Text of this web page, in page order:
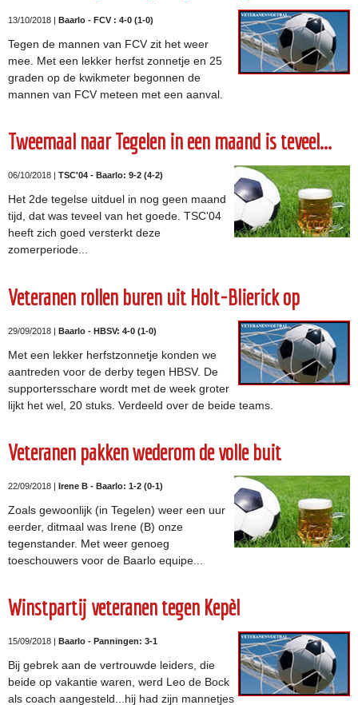
13/10/2018 | Baarlo - FCV : 4-0 (1-0)
Tegen de mannen van FCV zit het weer
mee. Met een lekker herfst zonnetje en 25
graden op de kwikmeter begonnen de
mannen van FCV meteen met een aanval.
Tweemaal naar Tegelen in een maand is teveel...
06/10/2018 | TSC'04 - Baarlo: 9-2 (4-2)
Het 2de tegelse uitduel in nog geen maand
tijd, dat was teveel van het goede. TSC'04
heeft zich goed versterkt deze
zomerperiode...
Veteranen rollen buren uit Holt-Blierick op
29/09/2018 | Baarlo - HBSV: 4-0 (1-0)
Met een lekker herfstzonnetje konden we
aantreden voor de derby tegen HBSV. De
supportersschare wordt met de week groter
lijkt het wel, 20 stuks. Verdeeld over de beide teams.
Veteranen pakken wederom de volle buit
22/09/2018 | Irene B - Baarlo: 1-2 (0-1)
Zoals gewoonlijk (in Tegelen) weer een uur
eerder, ditmaal was Irene (B) onze
tegenstander. Met weer genoeg
toeschouwers voor de Baarlo equipe...
Winstpartij veteranen tegen Kepèl
15/09/2018 | Baarlo - Panningen: 3-1
Bij gebrek aan de vertrouwde leiders, die
beide op vakantie waren, werd Leo de Bock
als coach aangesteld...hij had zijn mannetjes